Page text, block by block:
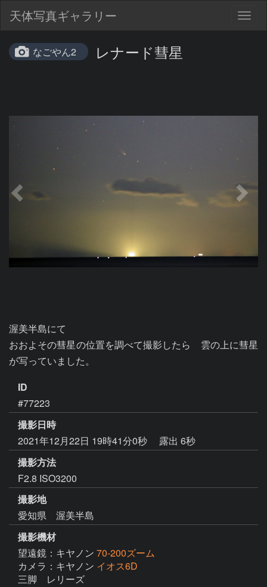
天体写真ギャラリー
なごやん2 レナード彗星
渥美半島にて
おおよその彗星の位置を調べて撮影したら　雲の上に彗星
が写っていました。
ID
#77223
撮影日時
2021年12月22日 19時41分0秒
露出 6秒
撮影方法
F2.8 ISO3200
撮影地
愛知県 渥美半島
撮影機材
望遠鏡：キヤノン 70-200ズーム
カメラ：キヤノン イオス6D
三脚　レリーズ